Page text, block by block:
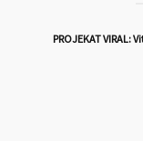
PROJEKAT